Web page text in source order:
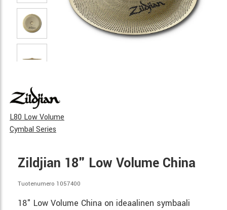
L80 Low Volume
Cymbal Series
Zildjian 18" Low Volume China
Tuotenumero 1057400
18" Low Volume China on ideaalinen symbaali